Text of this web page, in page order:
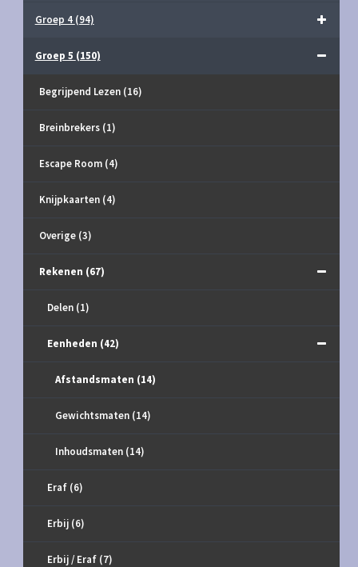
Groep 4 (94)
Groep 5 (150)
Begrijpend Lezen (16)
Breinbrekers (1)
Escape Room (4)
Knijpkaarten (4)
Overige (3)
Rekenen (67)
Delen (1)
Eenheden (42)
Afstandsmaten (14)
Gewichtsmaten (14)
Inhoudsmaten (14)
Eraf (6)
Erbij (6)
Erbij / Eraf (7)